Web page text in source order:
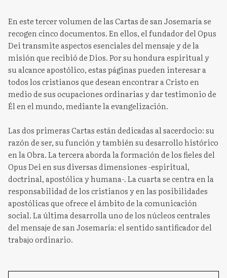
En este tercer volumen de las Cartas de san Josemaría se
recogen cinco documentos. En ellos, el fundador del Opus
Dei transmite aspectos esenciales del mensaje y de la
misión que recibió de Dios. Por su hondura espiritual y
su alcance apostólico, estas páginas pueden interesar a
todos los cristianos que desean encontrar a Cristo en
medio de sus ocupaciones ordinarias y dar testimonio de
Él en el mundo, mediante la evangelización.
Las dos primeras Cartas están dedicadas al sacerdocio: su
razón de ser, su función y también su desarrollo histórico
en la Obra. La tercera aborda la formación de los fieles del
Opus Dei en sus diversas dimensiones -espiritual,
doctrinal, apostólica y humana-. La cuarta se centra en la
responsabilidad de los cristianos y en las posibilidades
apostólicas que ofrece el ámbito de la comunicación
social. La última desarrolla uno de los núcleos centrales
del mensaje de san Josemaría: el sentido santificador del
trabajo ordinario.